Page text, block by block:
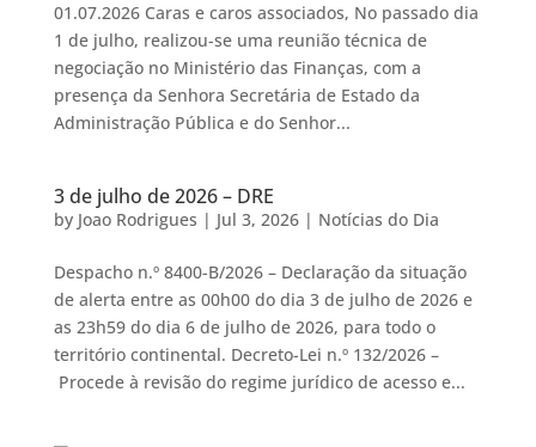
01.07.2026 Caras e caros associados, No passado dia
1 de julho, realizou-se uma reunião técnica de
negociação no Ministério das Finanças, com a
presença da Senhora Secretária de Estado da
Administração Pública e do Senhor...
3 de julho de 2026 – DRE
by Joao Rodrigues | Jul 3, 2026| Notícias do Dia
Despacho n.º 8400-B/2026 – Declaração da situação
de alerta entre as 00h00 do dia 3 de julho de 2026 e
as 23h59 do dia 6 de julho de 2026, para todo o
território continental. Decreto-Lei n.º 132/2026 –
Procede à revisão do regime jurídico de acesso e...